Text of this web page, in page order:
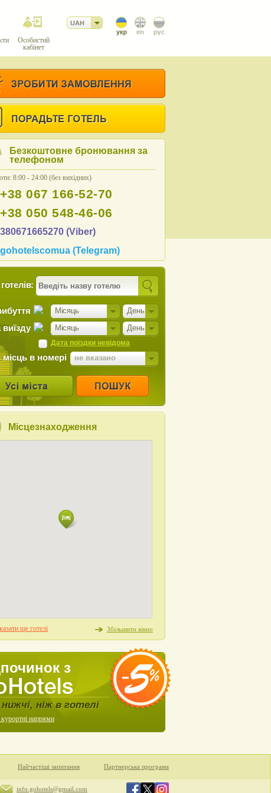
Особистий
кабінет
UAH
Безкоштовне бронювання за
телефоном
8:00 - 24:00 (без вихідних)
+38 067 166-52-70
+38 050 548-46-06
380671665270 (Viber)
gohotelscomua (Telegram)
Місяць День
Місяць День
виїзду
Дата поїздки невідома
місць в номері не вказано
Місцезнаходження
ще готелі Збільшити вікно
з
нижчі, ніж в готелі
курортні напрями
Найчастіші запитання Партнерська програма
info.gohotels@gmail.com